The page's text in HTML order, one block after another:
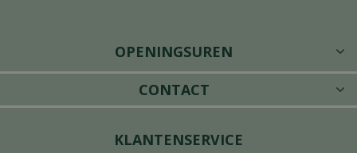
OPENINGSUREN
CONTACT
KLANTENSERVICE